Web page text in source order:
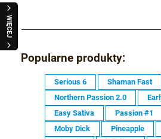
WIĘCEJ
Popularne produkty:
Serious 6
Shaman Fast
Northern Passion 2.0
Easy Sativa
Passion #1
Moby Dick
Pineapple